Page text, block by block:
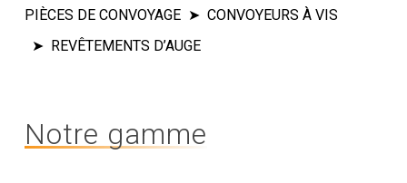
PIÈCES DE CONVOYAGE
CONVOYEURS À VIS
REVÊTEMENTS D’AUGE
Notre gamme